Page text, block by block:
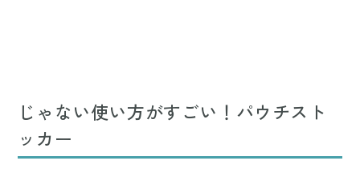
じゃない使い方がすごい！パウチスト
ッカー